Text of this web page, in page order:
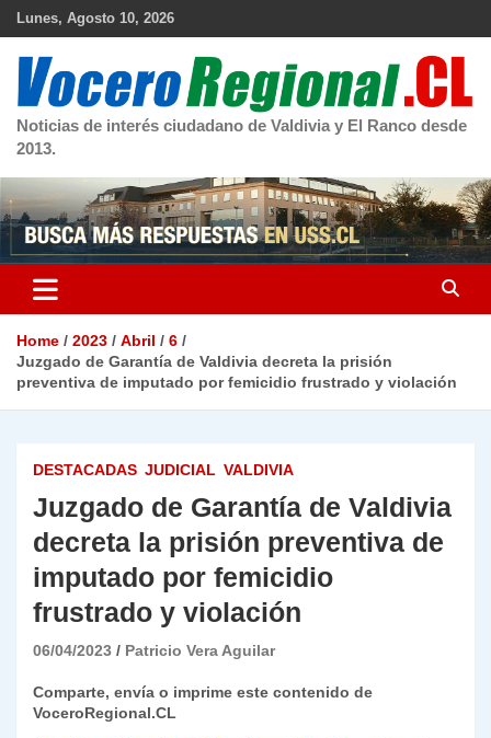
Skip
Lunes, Agosto 10, 2026
Noticias de interés ciudadano de Valdivia y El Ranco desde
2013.
Home 2023 Abril
6
Juzgado de Garantía de Valdivia decreta la prisión
preventiva de imputado por femicidio frustrado y violación
DESTACADAS JUDICIAL VALDIVIA
Juzgado de Garantía de Valdivia
decreta la prisión preventiva de
imputado por femicidio
frustrado y violación
06/04/2023 Patricio Vera Aguilar
Comparte, envía o imprime este contenido de
VoceroRegional.CL